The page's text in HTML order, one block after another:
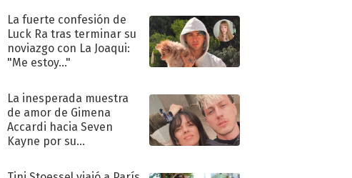
La fuerte confesión de
Luck Ra tras terminar su
noviazgo con La Joaqui:
"Me estoy..."
La inesperada muestra
de amor de Gimena
Accardi hacia Seven
Kayne por su